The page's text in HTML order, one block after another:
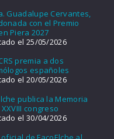
Guadalupe Cervantes,
con el Premio
Piera 2027
el 25/05/2026
premia a dos
españoles
el 20/05/2026
publica la Memoria
congreso
el 30/04/2026